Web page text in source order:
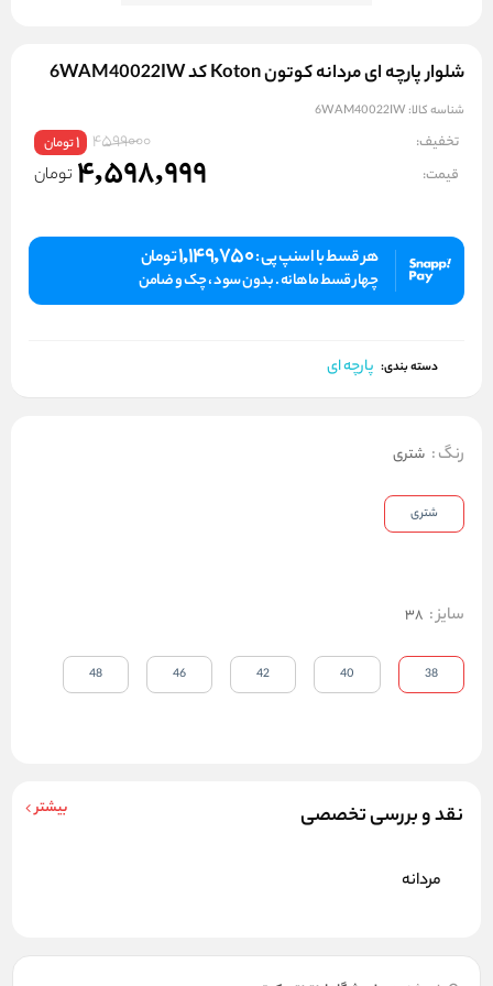
شلوار پارچه ای مردانه کوتون Koton کد 6WAM40022IW
شناسه کالا: 6WAM40022IW
تخفیف: 4599000
1تومان
قیمت: 4,598,999 تومان
هر قسط با اسنپ پی :1,149,750تومان
چهار قسط ماهانه . بدون سود ، چک و ضامن
دسته بندی: پارچه ای
نقد و بررسی تخصصی بیشتر
مردانه
رنگ: شتری
شتری
سایز:
38
38
40
42
46
48